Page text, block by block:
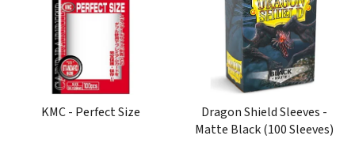
KMC - Perfect Size
Dragon Shield Sleeves -
Matte Black (100 Sleeves)